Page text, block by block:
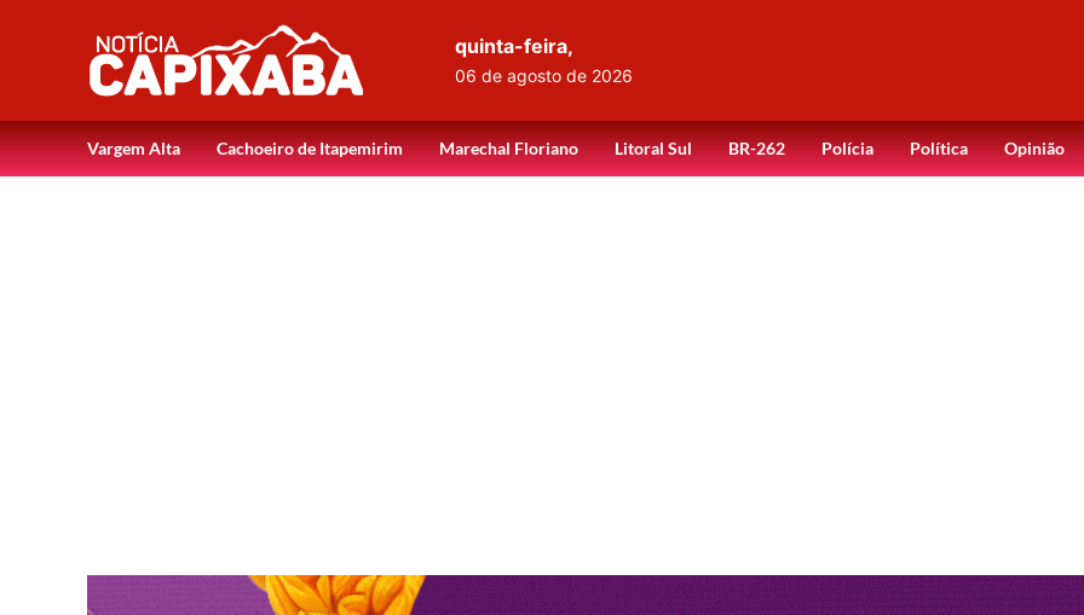
quinta-feira,
06 de agosto de 2026
Vargem Alta Cachoeiro de Itapemirim Marechal Floriano Litoral Sul BR-262 Polícia Política Opinião